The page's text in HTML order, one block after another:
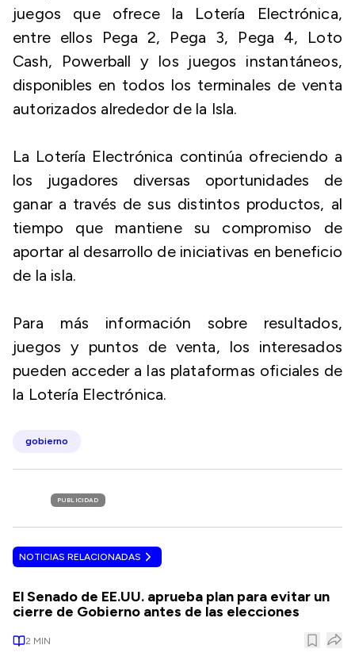
juegos que ofrece la Lotería Electrónica,
entre ellos Pega 2, Pega 3, Pega 4, Loto
Cash, Powerball y los juegos instantáneos,
disponibles en todos los terminales de venta
autorizados alrededor de la Isla.
La Lotería Electrónica continúa ofreciendo a
los jugadores diversas oportunidades de
ganar a través de sus distintos productos, al
tiempo que mantiene su compromiso de
aportar al desarrollo de iniciativas en beneficio
de la isla.
Para más información sobre resultados,
juegos y puntos de venta, los interesados
pueden acceder a las plataformas oficiales de
la Lotería Electrónica.
gobierno
PUBLICIDAD
NOTICIAS RELACIONADAS
El Senado de EE.UU. aprueba plan para evitar un
cierre de Gobierno antes de las elecciones
2 MIN